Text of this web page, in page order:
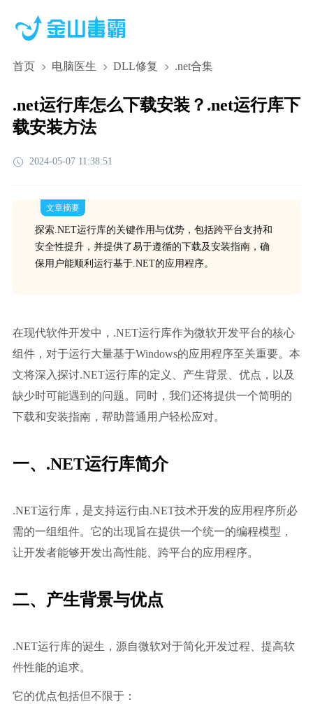
首页 电脑医生 DLL修复 .net合集
.net运行库怎么下载安装？.net运行库下
载安装方法
2024-05-07 11:38:51
文章摘要
探索.NET运行库的关键作用与优势，包括跨平台支持和
安全性提升，并提供了易于遵循的下载及安装指南，确
保用户能顺利运行基于.NET的应用程序。
在现代软件开发中，.NET运行库作为微软开发平台的核心
组件，对于运行大量基于Windows的应用程序至关重要。本
文将深入探讨.NET运行库的定义、产生背景、优点，以及
缺少时可能遇到的问题。同时，我们还将提供一个简明的
下载和安装指南，帮助普通用户轻松应对。
一、.NET运行库简介
.NET运行库，是支持运行由.NET技术开发的应用程序所必
需的一组组件。它的出现旨在提供一个统一的编程模型，
让开发者能够开发出高性能、跨平台的应用程序。
二、产生背景与优点
.NET运行库的诞生，源自微软对于简化开发过程、提高软
件性能的追求。
它的优点包括但不限于：